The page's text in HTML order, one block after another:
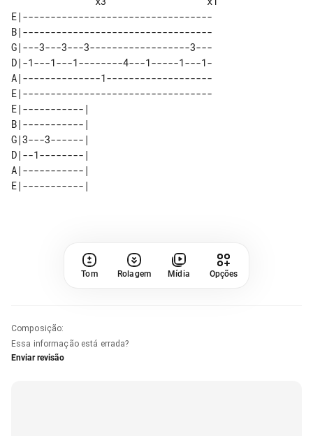
E|----------------------------------
B|----------------------------------
G|---3---3---3------------------3---
D|-1---1---1--------4---1-----1---1-
A|--------------1-------------------
E|----------------------------------
E|-----------|
B|-----------|
G|3---3------|
D|--1--------|
A|-----------|
Tom Rolagem Mídia Opções
Composição:
Essa informação está errada?
Enviar revisão